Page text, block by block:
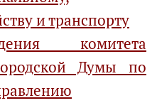
и транспорту
комитета
Думы по